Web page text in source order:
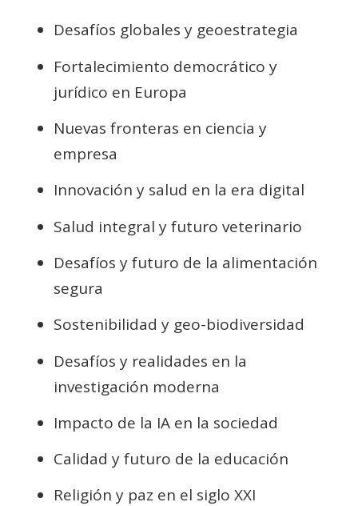
Desafíos globales y geoestrategia
Fortalecimiento democrático y
jurídico en Europa
Nuevas fronteras en ciencia y
empresa
Innovación y salud en la era digital
Salud integral y futuro veterinario
Desafíos y futuro de la alimentación
segura
Sostenibilidad y geo-biodiversidad
Desafíos y realidades en la
investigación moderna
Impacto de la IA en la sociedad
Calidad y futuro de la educación
Religión y paz en el siglo XXI